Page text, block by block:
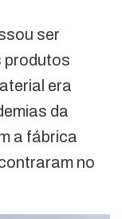
ser
produtos
era
da
a fábrica
no